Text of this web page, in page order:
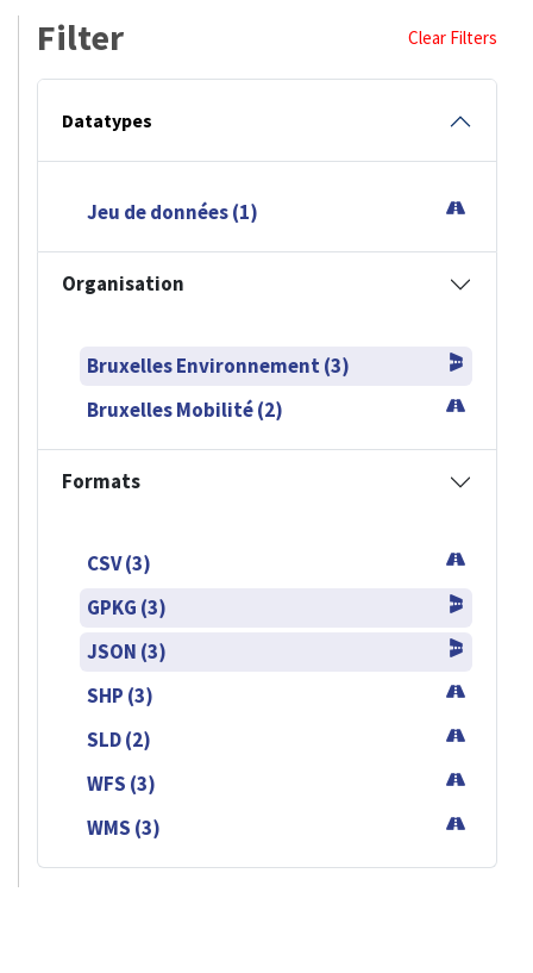
Filter Clear Filters
Datatypes
Jeu de données (1)
Organisation
Bruxelles Environnement (3)
Bruxelles Mobilité (2)
Formats
CSV (3)
GPKG (3)
JSON (3)
SHP (3)
SLD (2)
WFS (3)
WMS (3)